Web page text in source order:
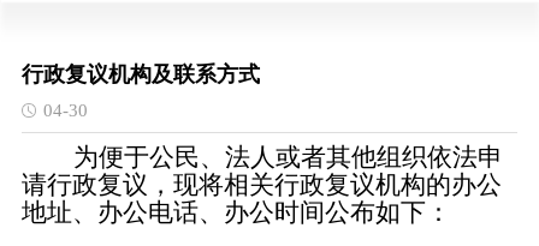
行政复议机构及联系方式
04-30
为便于公民、法人或者其他组织依法申
请行政复议，现将相关行政复议机构的办公
地址、办公电话、办公时间公布如下：